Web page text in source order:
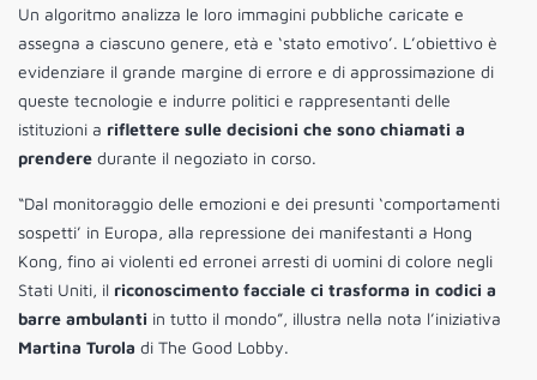
Un algoritmo analizza le loro immagini pubbliche caricate e
assegna a ciascuno genere, età e ‘stato emotivo’. L’obiettivo è
evidenziare il grande margine di errore e di approssimazione di
queste tecnologie e indurre politici e rappresentanti delle
istituzioni a riflettere sulle decisioni che sono chiamati a
prendere durante il negoziato in corso.
“Dal monitoraggio delle emozioni e dei presunti ‘comportamenti
sospetti’ in Europa, alla repressione dei manifestanti a Hong
Kong, fino ai violenti ed erronei arresti di uomini di colore negli
Stati Uniti, il riconoscimento facciale ci trasforma in codici a
barre ambulanti in tutto il mondo”, illustra nella nota l’iniziativa
Martina Turola di The Good Lobby.